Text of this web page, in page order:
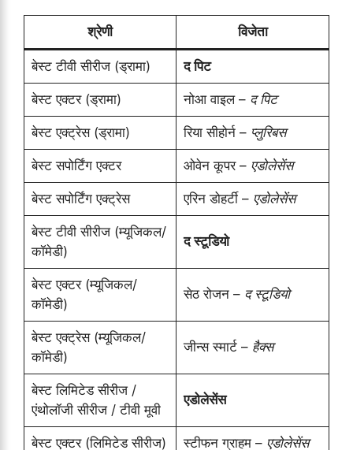
श्रेणी विजेता
बेस्ट टीवी सीरीज (ड्रामा) द पिट
बेस्ट एक्टर (ड्रामा) नोआ वाइल – द पिट
बेस्ट एक्ट्रेस (ड्रामा) रिया सीहोर्न – प्लुरिबस
बेस्ट सपोर्टिंग एक्टर ओवेन कूपर – एडोलेसेंस
बेस्ट सपोर्टिंग एक्ट्रेस एरिन डोहर्टी – एडोलेसेंस
बेस्ट टीवी सीरीज (म्यूजिकल/
कॉमेडी)
द स्टूडियो
बेस्ट एक्टर (म्यूजिकल/
कॉमेडी)
सेठ रोजन – द स्टूडियो
बेस्ट एक्ट्रेस (म्यूजिकल/
कॉमेडी)
जीन्स स्मार्ट – हैक्स
बेस्ट लिमिटेड सीरीज /
एंथोलॉजी सीरीज / टीवी मूवी
एडोलेसेंस
बेस्ट एक्टर (लिमिटेड सीरीज) स्टीफन ग्राहम – एडोलेसेंस